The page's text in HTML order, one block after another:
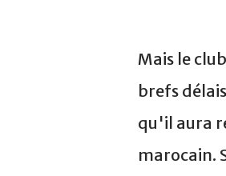
Mais le
brefs
qu'il aura
marocain.